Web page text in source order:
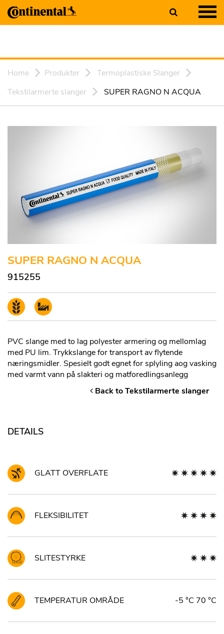
Home Produkter
Termoplastiske Slanger
Tekstilarmerte slanger
SUPER RAGNO N ACQUA
SUPER RAGNO N ACQUA
915255
PVC slange med to lag polyester armering og mellomlag
med PU lim. Trykkslange for transport av flytende
næringsmidler. Spesielt godt egnet for splyling aog vasking
med varmt vann på slakteri og matforedlingsanlegg
Back to Tekstilarmerte slanger
DETAILS
GLATT OVERFLATE
FLEKSIBILITET
SLITESTYRKE
TEMPERATUR OMRÅDE -5 °C 70 °C